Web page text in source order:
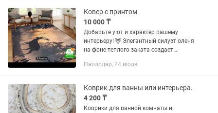
Ковер с принтом
10 000 ₸
Добавьте уют и характер вашему
интерьеру! 🦌 Элегантный силуэт оленя
на фоне теплого заката создает
гармонии. Такой коврик станет
Павлодар, 24 июля
Коврик для ванны или интерьера.
4 200 ₸
Коврики для ванной комнаты и